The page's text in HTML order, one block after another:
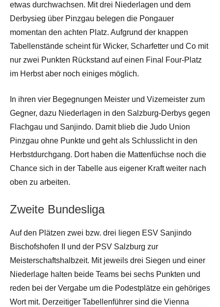
etwas durchwachsen. Mit drei Niederlagen und dem
Derbysieg über Pinzgau belegen die Pongauer
momentan den achten Platz. Aufgrund der knappen
Tabellenstände scheint für Wicker, Scharfetter und Co mit
nur zwei Punkten Rückstand auf einen Final Four-Platz
im Herbst aber noch einiges möglich.
In ihren vier Begegnungen Meister und Vizemeister zum
Gegner, dazu Niederlagen in den Salzburg-Derbys gegen
Flachgau und Sanjindo. Damit blieb die Judo Union
Pinzgau ohne Punkte und geht als Schlusslicht in den
Herbstdurchgang. Dort haben die Mattenfüchse noch die
Chance sich in der Tabelle aus eigener Kraft weiter nach
oben zu arbeiten.
Zweite Bundesliga
Auf den Plätzen zwei bzw. drei liegen ESV Sanjindo
Bischofshofen II und der PSV Salzburg zur
Meisterschaftshalbzeit. Mit jeweils drei Siegen und einer
Niederlage halten beide Teams bei sechs Punkten und
reden bei der Vergabe um die Podestplätze ein gehöriges
Wort mit. Derzeitiger Tabellenführer sind die Vienna